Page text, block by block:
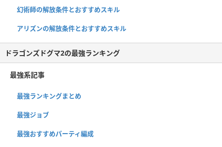
幻術師の解放条件とおすすめスキル
アリズンの解放条件とおすすめスキル
ドラゴンズドグマ2の最強ランキング
最強系記事
最強ランキングまとめ
最強ジョブ
最強おすすめパーティ編成